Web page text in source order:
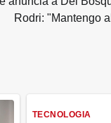
Rodri: "Mantengo
TECNOLOGIA